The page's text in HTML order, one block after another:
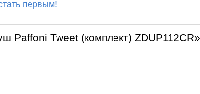
первым!
Paffoni Tweet (комплект) ZDUP112CR»